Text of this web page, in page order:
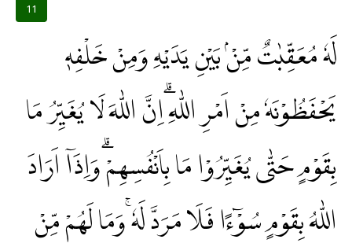
11
لَهٗ مُعَقِّبٰتٌ مِّنْۢ بَيْنِ يَدَيْهِ وَمِنْ خَلْفِهٖ
يَحْفَظُوْنَهٗ مِنْ اَمْرِ اللّٰهِ ۗاِنَّ اللّٰهَ لَا يُغَيِّرُ مَا
بِقَوْمٍ حَتّٰى يُغَيِّرُوْا مَا بِاَنْفُسِهِمْۗ وَاِذَآ اَرَادَ
اللّٰهُ بِقَوْمٍ سُوْۤءًا فَلَا مَرَدَّ لَهٗ ۚوَمَا لَهُمْ مِّنْ